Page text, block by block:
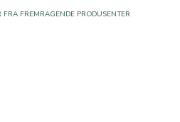
FREMRAGENDE PRODUSENTER